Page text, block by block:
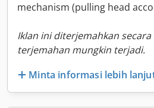
mechanism (pulling head
Iklan ini diterjemahkan
terjemahan mungkin terjadi.
Minta informasi lebih